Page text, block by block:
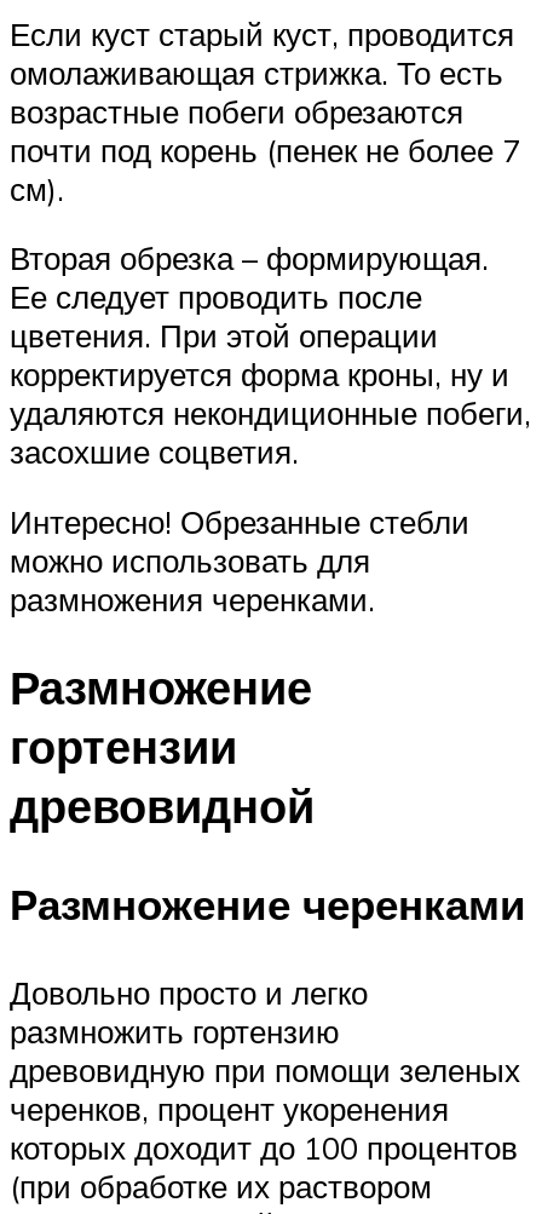
Если куст старый куст, проводится
омолаживающая стрижка. То есть
возрастные побеги обрезаются
почти под корень (пенек не более 7
см).
Вторая обрезка – формирующая.
Ее следует проводить после
цветения. При этой операции
корректируется форма кроны, ну и
удаляются некондиционные побеги,
засохшие соцветия.
Интересно! Обрезанные стебли
можно использовать для
размножения черенками.
Размножение
гортензии
древовидной
Размножение черенками
Довольно просто и легко
размножить гортензию
древовидную при помощи зеленых
черенков, процент укоренения
которых доходит до 100 процентов
(при обработке их раствором